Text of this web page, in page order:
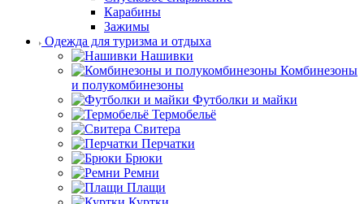
Карабины
Зажимы
Одежда для туризма и отдыха
Нашивки
Комбинезоны
и полукомбинезоны
Футболки и майки
Термобельё
Свитера
Перчатки
Брюки
Ремни
Плащи